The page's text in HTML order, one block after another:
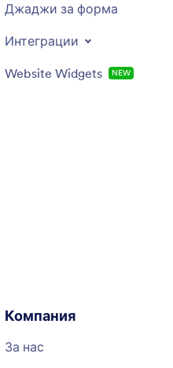
Джаджи за форма
Интеграции
Website Widgets NEW
Компания
За нас